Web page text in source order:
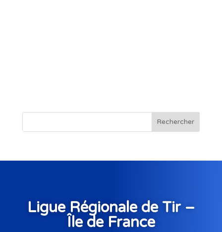
Rechercher
Ligue Régionale de Tir –
Île de France